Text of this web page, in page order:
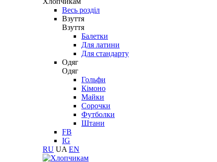
Весь розділ
Взуття
Взуття
Балетки
Для латини
Для стандарту
Одяг
Одяг
Гольфи
Кімоно
Майки
Сорочки
Футболки
Штани
FB
IG
RU UA EN